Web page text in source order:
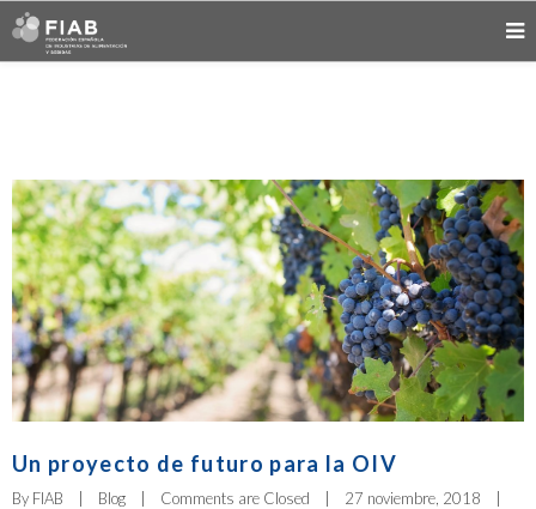
Un proyecto de futuro para la OIV
By FIAB | Blog | Comments are Closed | 27 noviembre, 2018 |